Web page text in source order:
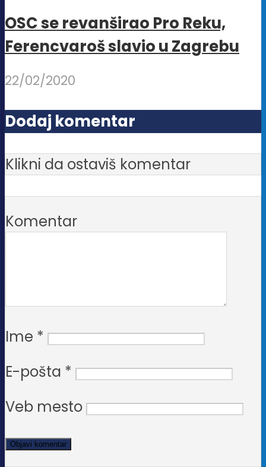
OSC se revanširao Pro Reku,
Ferencvaroš slavio u Zagrebu
22/02/2020
Dodaj komentar
Klikni da ostaviš komentar
Komentar
Ime *
E-pošta *
Veb mesto